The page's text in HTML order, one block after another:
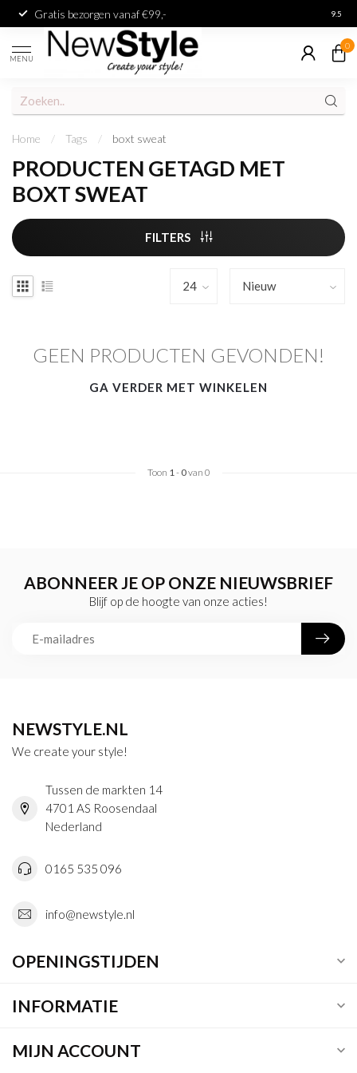
Gratis bezorgen vanaf €99,- 9.5
MENU
0
Home / Tags / boxt sweat
PRODUCTEN GETAGD MET
BOXT SWEAT
FILTERS
GEEN PRODUCTEN GEVONDEN!
GA VERDER MET WINKELEN
Toon 1- 0van 0
ABONNEER JE OP ONZE NIEUWSBRIEF
Blijf op de hoogte van onze acties!
NEWSTYLE.NL
We create your style!
Tussen de markten 14
4701 AS Roosendaal
Nederland
0165 535 096
info@newstyle.nl
OPENINGSTIJDEN
INFORMATIE
MIJN ACCOUNT